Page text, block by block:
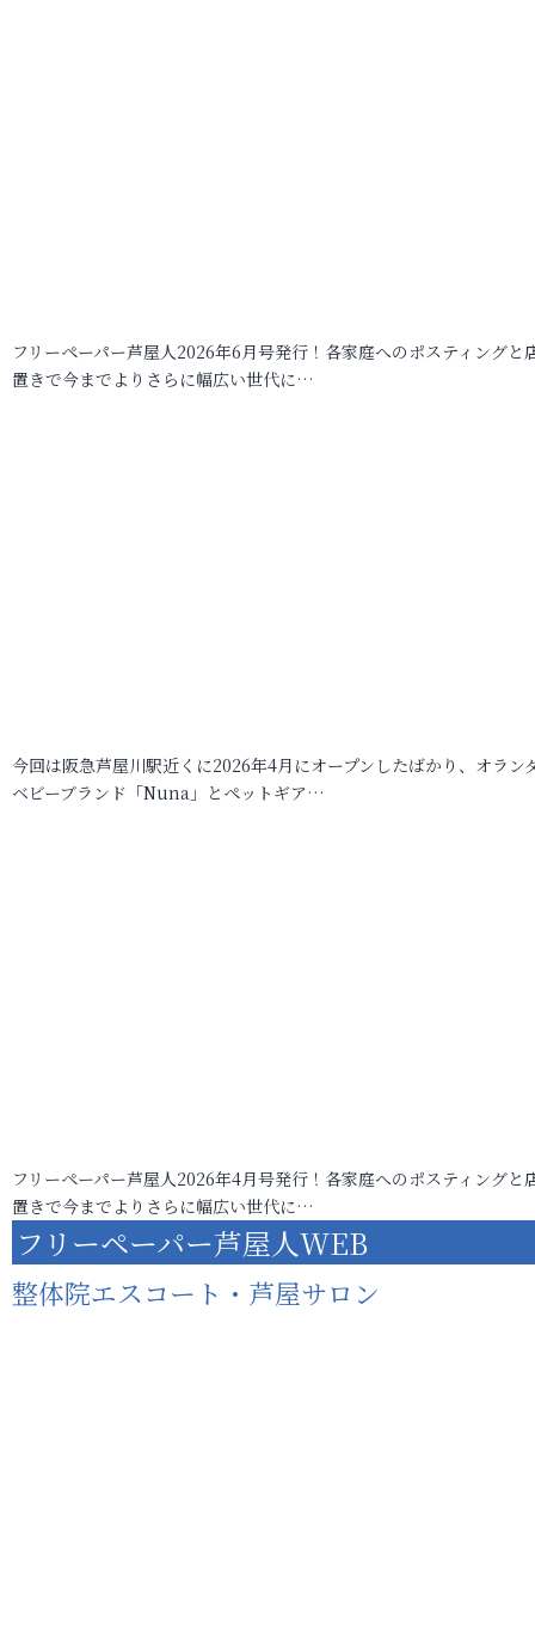
フリーペーパー芦屋人2026年6月号発行！各家庭へのポスティングと
置きで今までよりさらに幅広い世代に…
今回は阪急芦屋川駅近くに2026年4月にオープンしたばかり、オラン
ベビーブランド「Nuna」とペットギア…
フリーペーパー芦屋人2026年4月号発行！各家庭へのポスティングと
置きで今までよりさらに幅広い世代に…
フリーペーパー芦屋人WEB
整体院エスコート・芦屋サロン